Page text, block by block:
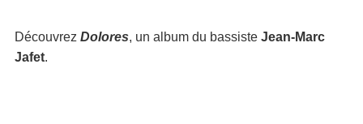
Découvrez Dolores, un album du bassiste Jean-Marc
Jafet.